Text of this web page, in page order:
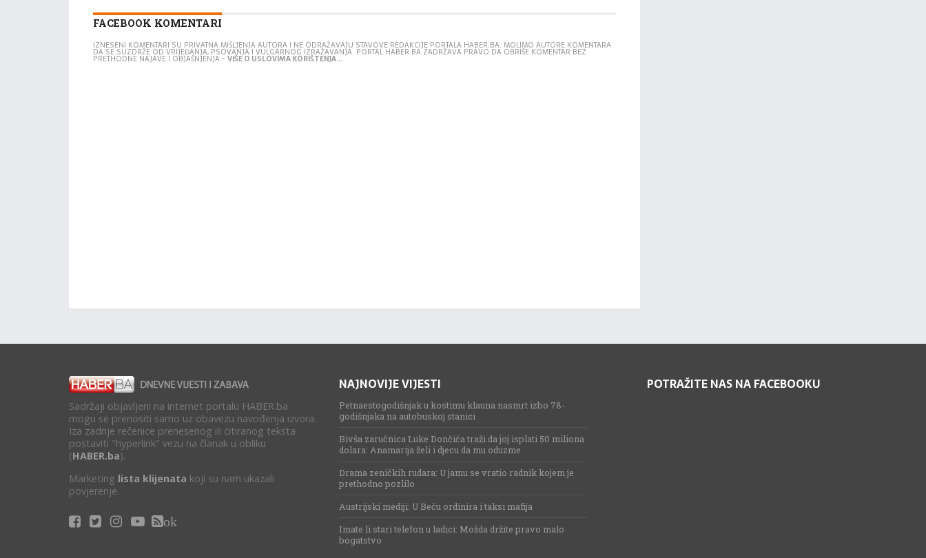
FACEBOOK KOMENTARI
IZNESENI KOMENTARI SU PRIVATNA MIŠLJENJA AUTORA I NE ODRAŽAVAJU STAVOVE REDAKCIJE PORTALA HABER.BA. MOLIMO AUTORE KOMENTARA
DA SE SUZDRŽE OD VRIJEĐANJA, PSOVANJA I VULGARNOG IZRAŽAVANJA. PORTAL HABER.BA ZADRŽAVA PRAVO DA OBRIŠE KOMENTAR BEZ
PRETHODNE NAJAVE I OBJAŠNJENJA -VIŠE O USLOVIMA KORIŠTENJA...
Sadržaji objavljeni na internet portalu HABER.ba
mogu se prenositi samo uz obavezu navođenja izvora.
Iza zadnje rečenice prenesenog ili citiranog teksta
postaviti "hyperlink" vezu na članak u obliku
(HABER.ba).
Marketing lista klijenata koji su nam ukazali
povjerenje.
ok
NAJNOVIJE VIJESTI
Petnaestogodišnjak u kostimu klauna nasmrt izbo 78-
godišnjaka na autobuskoj stanici
Bivša zaručnica Luke Dončića traži da joj isplati 50 miliona
dolara: Anamarija želi i djecu da mu oduzme
Drama zeničkih rudara: U jamu se vratio radnik kojem je
prethodno pozlilo
Austrijski mediji: U Beču ordinira i taksi mafija
Imate li stari telefon u ladici: Možda držite pravo malo
bogatstvo
POTRAŽITE NAS NA FACEBOOKU